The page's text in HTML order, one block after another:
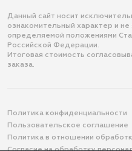
Данный сайт носит
ознакомительный характер и
определяемой положениями
Российской Федерации.
Итоговая стоимость
заказа.
Политика конфиденциальности
Пользовательское соглашение
Политика в отношении